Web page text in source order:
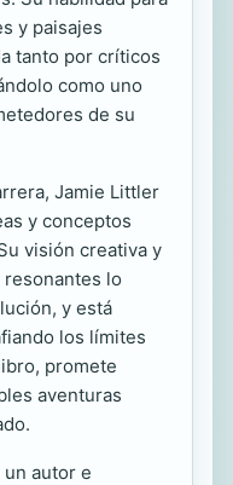
y paisajes
tanto por críticos
como uno
de su
Jamie Littler
y conceptos
visión creativa y
lo
y está
los límites
promete
aventuras
autor e